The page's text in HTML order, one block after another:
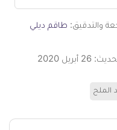
والتدقيق: طاقم ديلي
26 أبريل 2020
الملح